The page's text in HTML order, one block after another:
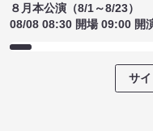
８月本公演（8/1～8/23）
08/08 08:30 開場 09:00 開
サ